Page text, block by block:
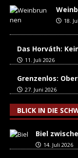
18.
Das Horváth:
11. Juli 2026
Grenzenlos:
27. Juni 2026
BLICK IN DIE
Biel
14. Juli 2026